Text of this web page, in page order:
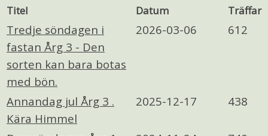
Titel Datum Träffar
Tredje söndagen i
fastan Årg 3 - Den
sorten kan bara botas
med bön.
2026-03-06 612
Annandag jul Årg 3 .
Kära Himmel
2025-12-17 438